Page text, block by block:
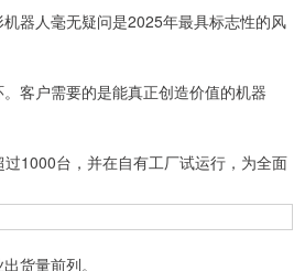
器人毫无疑问是2025年最具标志性的风
客户需要的是能真正创造价值的机器
1000台，并在自有工厂试运行，为全面
货量前列。
4649.30